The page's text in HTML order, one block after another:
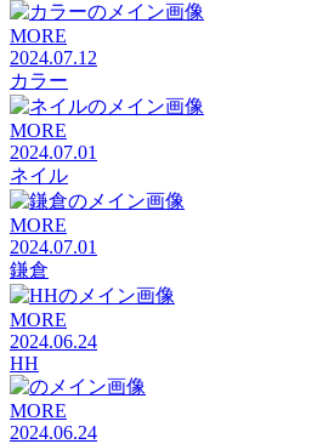
MORE
2024.07.12
カラー
MORE
2024.07.01
ネイル
MORE
2024.07.01
鎌倉
MORE
2024.06.24
HH
MORE
2024.06.24